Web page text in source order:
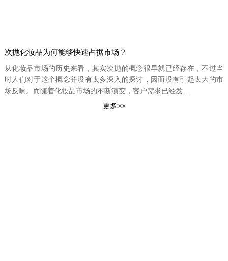
次抛化妆品为何能够快速占据市场？
从化妆品市场的历史来看，其实次抛的概念很早就已经存在，不过当
时人们对于这个概念并没有太多深入的探讨，因而没有引起太大的市
场反响。而随着化妆品市场的不断演变，客户需求已经发...